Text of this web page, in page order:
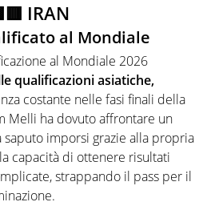
IRAN
al Mondiale
al Mondiale 2026
qualificazioni asiatiche,
costante nelle fasi finali della
Melli ha dovuto affrontare un
imporsi grazie alla propria
capacità di ottenere risultati
strappando il pass per il